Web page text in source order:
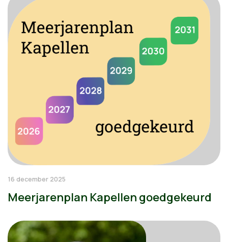
16 december 2025
Meerjarenplan Kapellen goedgekeurd